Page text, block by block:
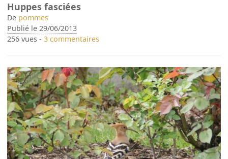
Huppes fasciées
De pommes
Publié le 29/06/2013
256 vues -3 commentaires